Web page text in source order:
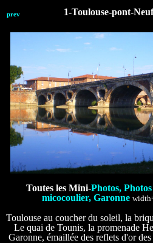
prev 1-Toulouse-pont-
Toutes les Mini-Photos,
micocoulier, Garonne
Toulouse au coucher du soleil, la
Le quai de Tounis, la promenade
Garonne, émaillée des reflets d'or